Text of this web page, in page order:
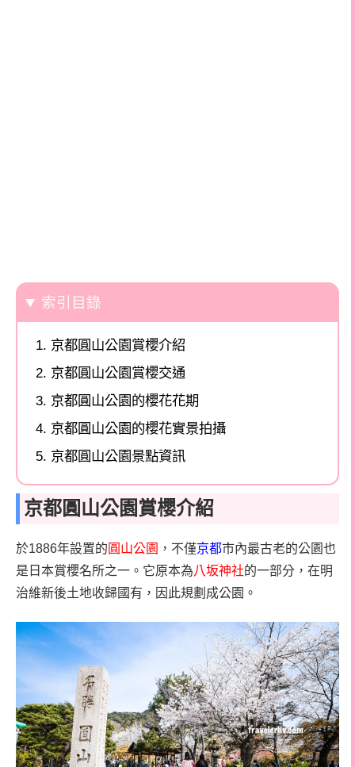
索引目錄
京都圓山公園賞櫻介紹
京都圓山公園賞櫻交通
京都圓山公園的櫻花花期
京都圓山公園的櫻花實景拍攝
京都圓山公園景點資訊
京都圓山公園賞櫻介紹
於1886年設置的 圓山公園 ，不僅京都市內最古老的公園也
是日本賞櫻名所之一。它原本為八坂神社的一部分，在明
治維新後土地收歸國有，因此規劃成公園。